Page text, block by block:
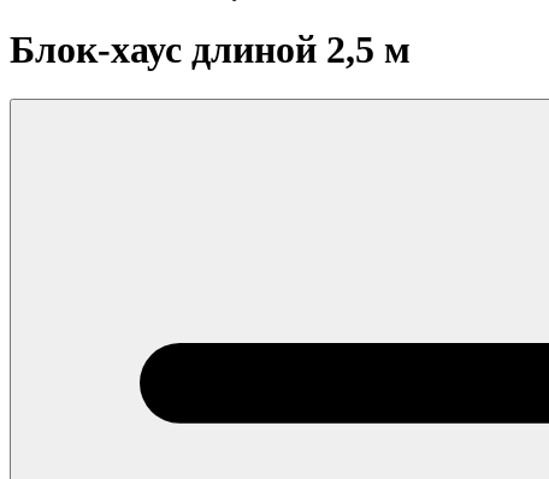
Блок-хаус длиной 2,5 м